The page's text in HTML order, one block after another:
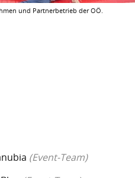
und Partnerbetrieb der OÖ.
(Event-Team)